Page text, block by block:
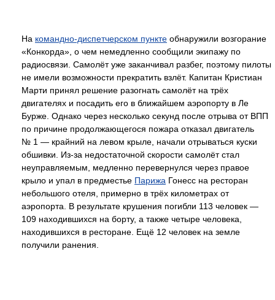
На командно-диспетчерском пункте обнаружили возгорание
«Конкорда», о чем немедленно сообщили экипажу по
радиосвязи. Самолёт уже заканчивал разбег, поэтому пилоты
не имели возможности прекратить взлёт. Капитан Кристиан
Марти принял решение разогнать самолёт на трёх
двигателях и посадить его в ближайшем аэропорту в Ле
Бурже. Однако через несколько секунд после отрыва от ВПП
по причине продолжающегося пожара отказал двигатель
№ 1 — крайний на левом крыле, начали отрываться куски
обшивки. Из-за недостаточной скорости самолёт стал
неуправляемым, медленно перевернулся через правое
крыло и упал в предместье Парижа Гонесс на ресторан
небольшого отеля, примерно в трёх километрах от
аэропорта. В результате крушения погибли 113 человек —
109 находившихся на борту, а также четыре человека,
находившихся в ресторане. Ещё 12 человек на земле
получили ранения.